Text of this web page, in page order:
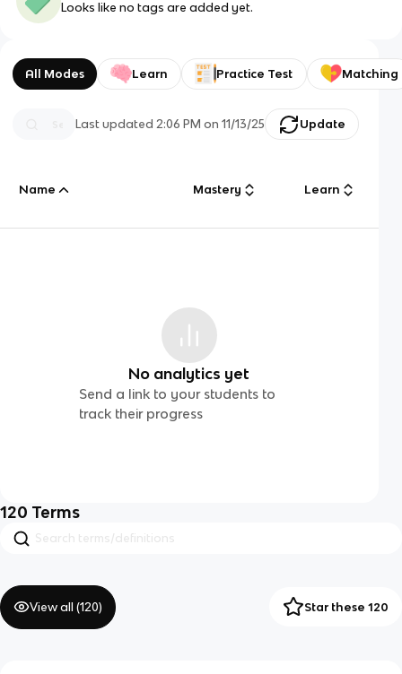
Looks like no tags are added yet.
All Modes Learn Practice Test Matching
Last updated2:06 PM on 11/13/25 Update
Name Mastery Learn
No analytics yet
Send a link to your students to
track their progress
120 Terms
View all (120) Star these 120